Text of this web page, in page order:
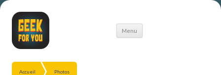
Menu
Aller
Accueil Photos